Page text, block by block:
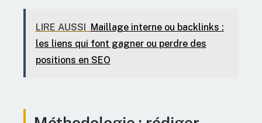
LIRE AUSSI Maillage interne ou backlinks :
les liens qui font gagner ou perdre des
positions en SEO